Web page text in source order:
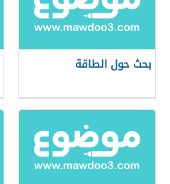
بحث حول الطاقة